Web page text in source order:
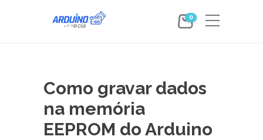
0
Como gravar dados
na memória
EEPROM do Arduino